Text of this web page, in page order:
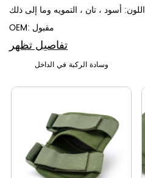
اللون: أسود ، تان ، التمويه وما إلى ذلك
OEM: مقبول
تفاصيل تظهر
وسادة الركبة في الداخل